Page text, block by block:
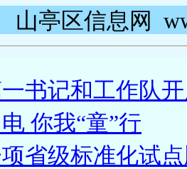
山亭区信息网
书记和工作队
你我“童”行
省级标准化试